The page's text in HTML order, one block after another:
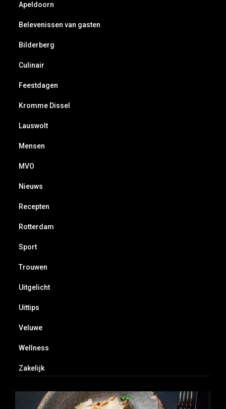
Apeldoorn
Belevenissen van gasten
Bilderberg
Culinair
Feestdagen
Kromme Dissel
Lauswolt
Mensen
MVO
Nieuws
Recepten
Rotterdam
Sport
Trouwen
Uitgelicht
Uittips
Veluwe
Wellness
Zakelijk